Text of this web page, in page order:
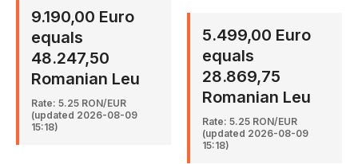
9.190,00 Euro
equals
48.247,50
Romanian Leu
Rate: 5.25 RON/EUR
(updated 2026-08-09
15:18)
5.499,00 Euro
equals
28.869,75
Romanian Leu
Rate: 5.25 RON/EUR
(updated 2026-08-09
15:18)